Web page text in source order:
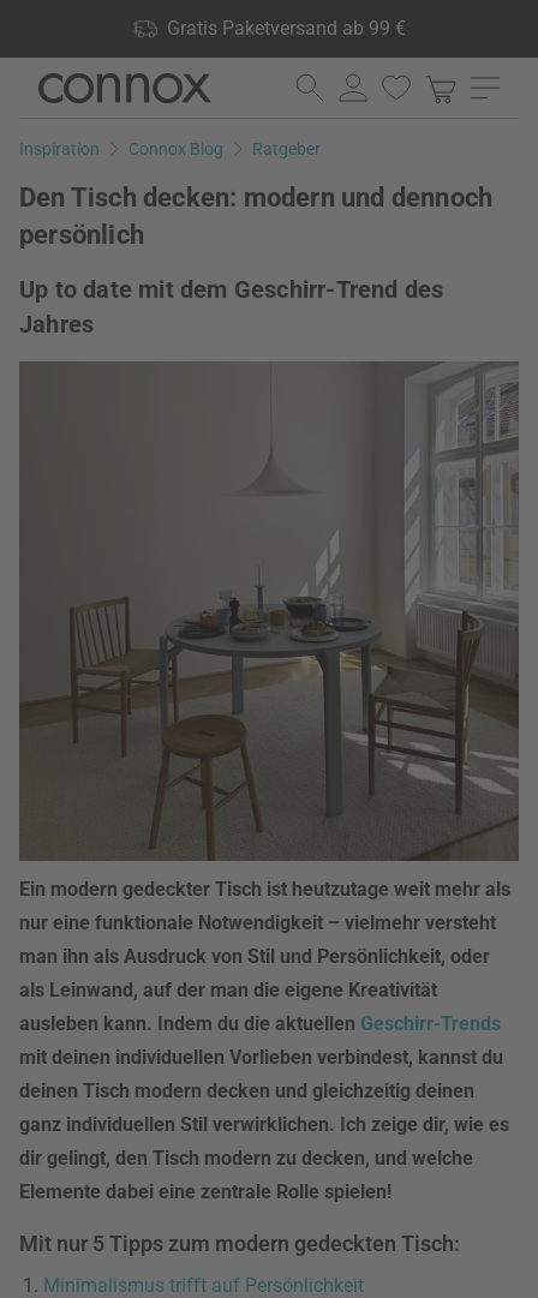
Gratis Paketversand ab 99 €
lagernd, 60 Tage Rückgaberecht
Direkt
Seiteninhalt
Direkt
Suchfeld
Inspiration Connox Blog Ratgeber
Den Tisch decken: modern und dennoch
persönlich
Up to date mit dem Geschirr-Trend des
Jahres
Ein modern gedeckter Tisch ist heutzutage weit mehr als
nur eine funktionale Notwendigkeit – vielmehr versteht
man ihn als Ausdruck von Stil und Persönlichkeit, oder
als Leinwand, auf der man die eigene Kreativität
ausleben kann. Indem du die aktuellen Geschirr-Trends
mit deinen individuellen Vorlieben verbindest, kannst du
deinen Tisch modern decken und gleichzeitig deinen
ganz individuellen Stil verwirklichen. Ich zeige dir, wie es
dir gelingt, den Tisch modern zu decken, und welche
Elemente dabei eine zentrale Rolle spielen!
Mit nur 5 Tipps zum modern gedeckten Tisch:
Minimalismus trifft auf Persönlichkeit